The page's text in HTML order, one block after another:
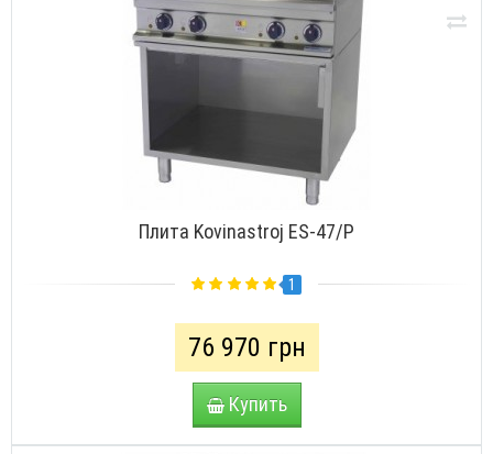
Плита Kovinastroj ES-47/P
1
76 970 грн
Купить